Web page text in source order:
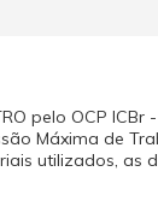
pelo OCP ICBr -
Máxima de
utilizados, as